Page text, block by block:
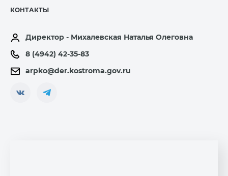
КОНТАКТЫ
Директор - Михалевская Наталья Олеговна
8 (4942) 42-35-83
arpko@der.kostroma.gov.ru